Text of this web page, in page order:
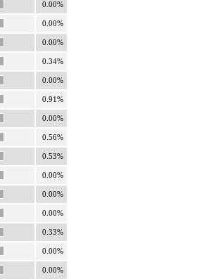
0.00%
0.00%
0.00%
0.34%
0.00%
0.91%
0.00%
0.56%
0.53%
0.00%
0.00%
0.00%
0.33%
0.00%
0.00%